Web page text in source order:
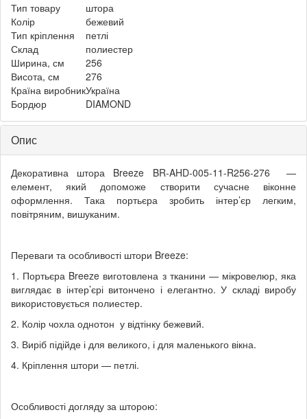
Тип товару
штора
Колір
бежевий
Тип кріплення
петлі
Склад
полиестер
Ширина, см
256
Висота, см
276
Країна виробникУкраїна
Бордюр
DIAMOND
Опис
Декоративна штора Breeze BR-AHD-005-11-R256-276 —
елемент, який допоможе створити сучасне віконне
оформлення. Така портьєра зробить інтер’єр легким,
повітряним, вишуканим.
Переваги та особливості штори Breeze:
1. Портьєра Breeze виготовлена з тканини — мікровелюр, яка
виглядає в інтер’єрі витончено і елегантно. У складі виробу
використовується полиестер.
2. Колір чохла однотон у відтінку бежевий.
3. Виріб підійде і для великого, і для маленького вікна.
4. Кріплення штори — петлі.
Особливості догляду за шторою: